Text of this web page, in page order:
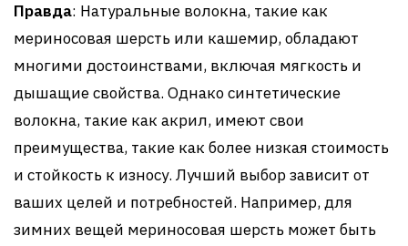
Правда: Натуральные волокна, такие как
мериносовая шерсть или кашемир, обладают
многими достоинствами, включая мягкость и
дышащие свойства. Однако синтетические
волокна, такие как акрил, имеют свои
преимущества, такие как более низкая стоимость
и стойкость к износу. Лучший выбор зависит от
ваших целей и потребностей. Например, для
зимних вещей мериносовая шерсть может быть